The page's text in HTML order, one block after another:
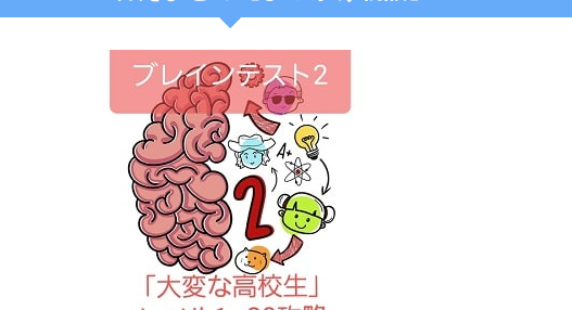
（ブレインテスト2）攻略「大変な高校生活」レベル1~20の答えまとめ【ひっ
（ブレインテスト2）攻略「大変な高校生活」レベル1~20の答えを動画で観
：ひっかけ物語」の『大変な高校生活』以外のステージ攻略はコチラ
（ブレインテスト2）攻略「大変な高校生活」レベル
1~20の答えまとめ【ひっかけ物語】